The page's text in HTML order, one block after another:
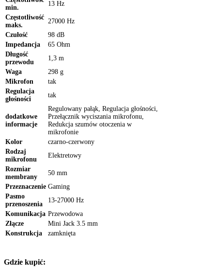
min.
13 Hz
Częstotliwość
maks.
27000 Hz
Czułość
98 dB
Impedancja
65 Ohm
Długość
przewodu
1,3 m
Waga
298 g
Mikrofon
tak
Regulacja
głośności
tak
dodatkowe
informacje
Regulowany pałąk, Regulacja głośności,
Przełącznik wyciszania mikrofonu,
Redukcja szumów otoczenia w
mikrofonie
Kolor
czarno-czerwony
Rodzaj
mikrofonu
Elektretowy
Rozmiar
membrany
50 mm
Przeznaczenie Gaming
Pasmo
przenoszenia
13-27000 Hz
Komunikacja Przewodowa
Złącze
Mini Jack 3.5 mm
Konstrukcja
zamknięta
Gdzie kupić: